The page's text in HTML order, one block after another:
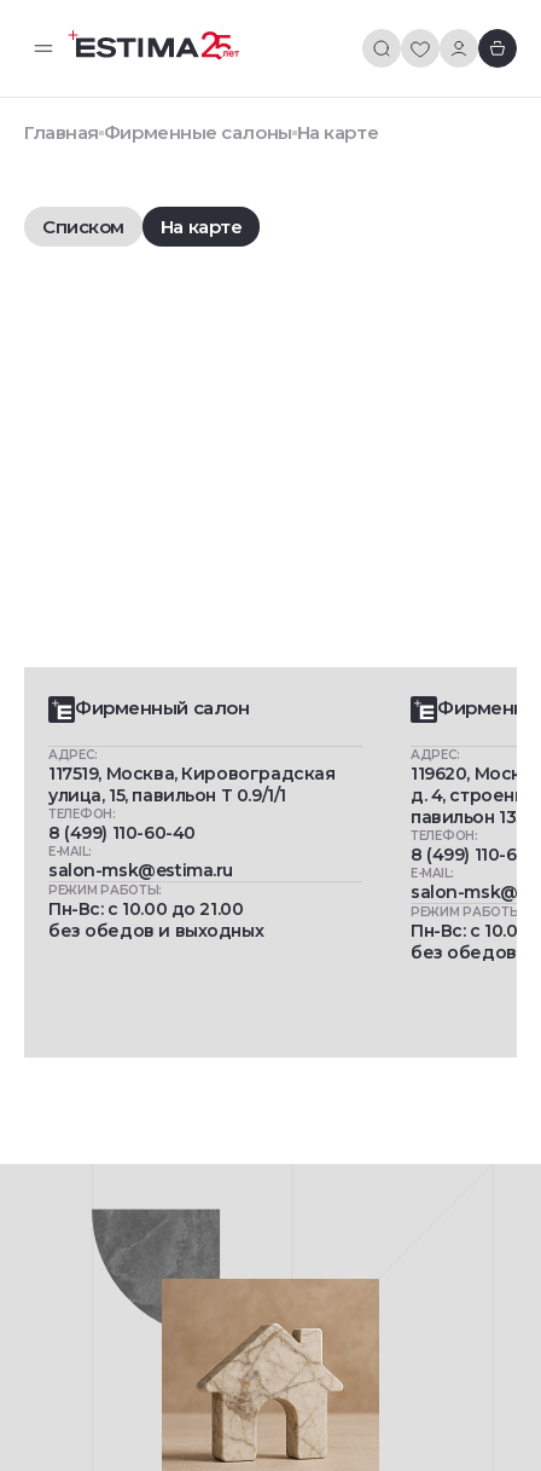
Главная Фирменные салоны На карте
Списком На карте
Фирменный салон
АДРЕС:
117519, Москва, Кировоградская
улица, 15, павильон Т 0.9/1/1
ТЕЛЕФОН:
8 (499) 110-60-40
E-MAIL:
salon-msk@estima.ru
РЕЖИМ РАБОТЫ:
Пн-Вс: c 10.00 до 21.00
без обедов и выходных
АДРЕС:
119620,
д. 4, строение
павильон
ТЕЛЕФОН:
8 (499) 110-
E-MAIL:
salon-
РЕЖИМ РАБОТЫ:
Пн-Вс: c 10.00
без обедов и